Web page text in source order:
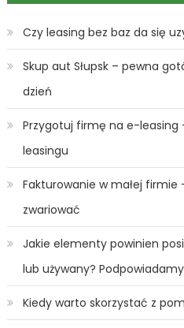
Czy leasing bez baz da się
Skup aut Słupsk – pewna
dzień
Przygotuj firmę na e-leasing
leasingu
Fakturowanie w małej
zwariować
Jakie elementy powinien
lub używany?
Kiedy warto skorzystać z